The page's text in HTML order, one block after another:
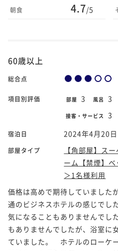
朝食 4.7/5
60歳以上
総合点
項目別評価 部屋 3 風呂 3
接客・サービス 3
宿泊日 2024年4月20日
部屋タイプ
【角部屋】ス
ーム【禁煙】
＞1名様利用
価格は高めで期待していました
通のビジネスホテルの感じで
気になることもありませんで
もありませんでしたが、浴室に
ていました。 ホテルのローケ